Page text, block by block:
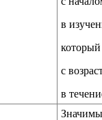
в
с
в